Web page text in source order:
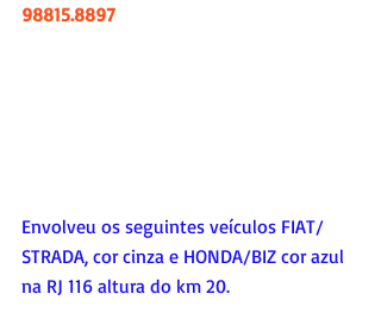
98815.8897
Envolveu os seguintes veículos FIAT/
STRADA, cor cinza e HONDA/BIZ cor azul
na RJ 116 altura do km 20.